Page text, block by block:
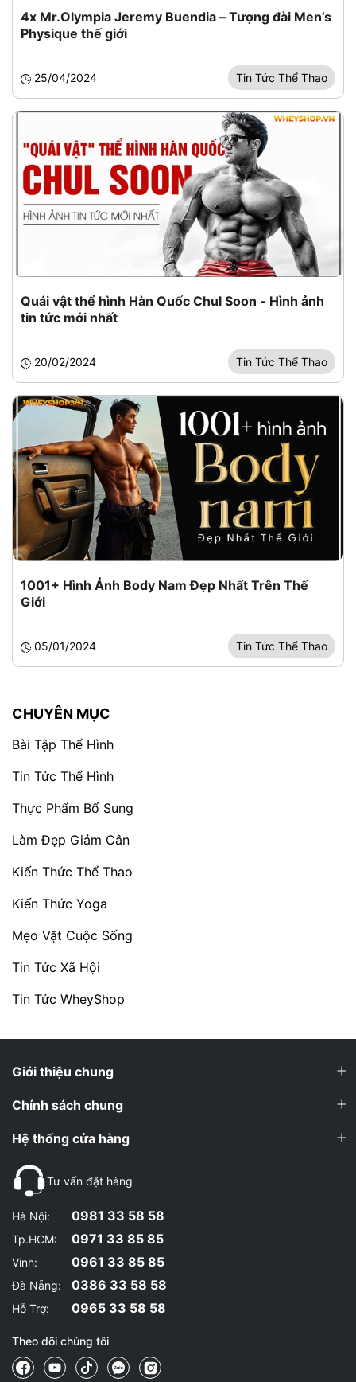
4x Mr.Olympia Jeremy Buendia – Tượng đài Men’s
Physique thế giới
25/04/2024 Tin Tức Thể Thao
Quái vật thể hình Hàn Quốc Chul Soon - Hình ảnh
tin tức mới nhất
20/02/2024 Tin Tức Thể Thao
1001+ Hình Ảnh Body Nam Đẹp Nhất Trên Thế
Giới
05/01/2024 Tin Tức Thể Thao
CHUYÊN MỤC
Bài Tập Thể Hình
Tin Tức Thể Hình
Thực Phẩm Bổ Sung
Làm Đẹp Giảm Cân
Kiến Thức Thể Thao
Kiến Thức Yoga
Mẹo Vặt Cuộc Sống
Tin Tức Xã Hội
Tin Tức WheyShop
Giới thiệu chung
Chính sách chung
Hệ thống cửa hàng
Tư vấn đặt hàng
Hà Nội: 0981 33 58 58
Tp.HCM: 0971 33 85 85
Vinh: 0961 33 85 85
Đà Nẵng: 0386 33 58 58
Hỗ Trợ: 0965 33 58 58
Theo dõi chúng tôi